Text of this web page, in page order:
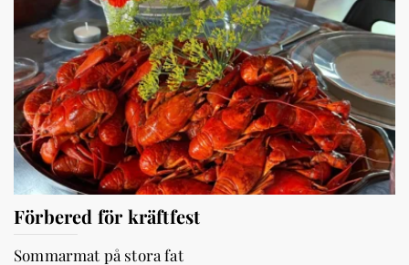
Förbered för kräftfest
Sommarmat på stora fat